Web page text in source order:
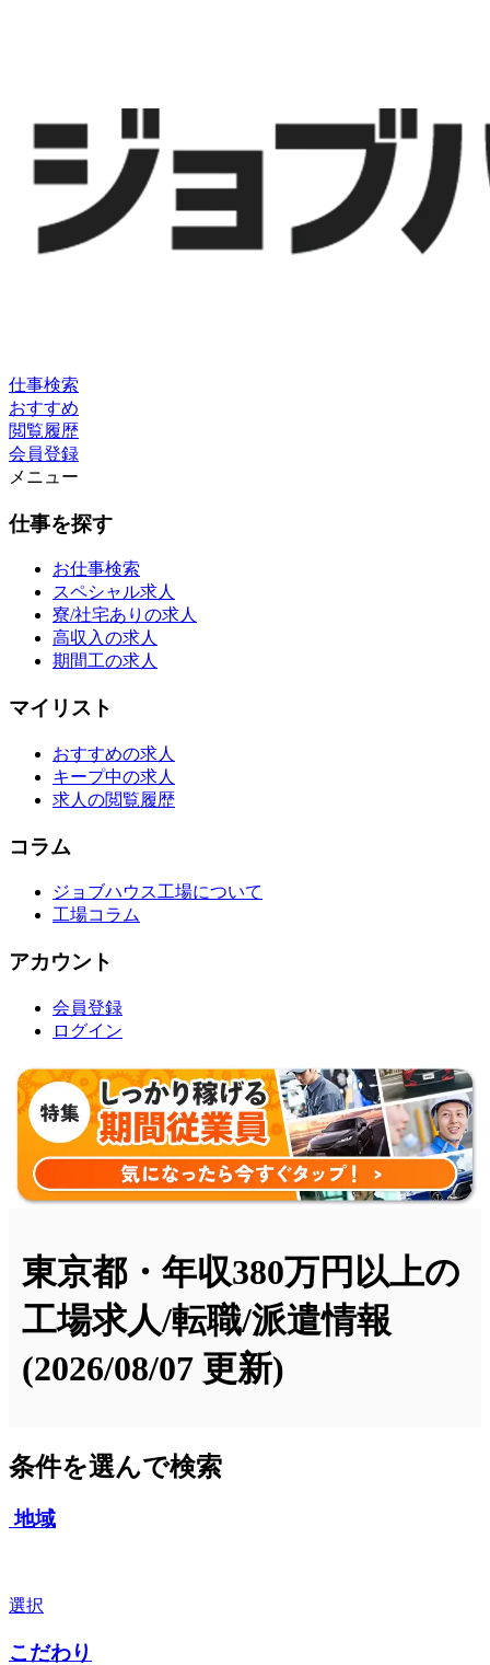
仕事検索
おすすめ
閲覧履歴
会員登録
メニュー
仕事を探す
お仕事検索
スペシャル求人
寮/社宅ありの求人
高収入の求人
期間工の求人
マイリスト
おすすめの求人
キープ中の求人
求人の閲覧履歴
コラム
ジョブハウス工場について
工場コラム
アカウント
会員登録
ログイン
東京都・年収380万円以上の
工場求人/転職/派遣情報
(2026/08/07 更新)
条件を選んで検索
地域
選択
こだわり